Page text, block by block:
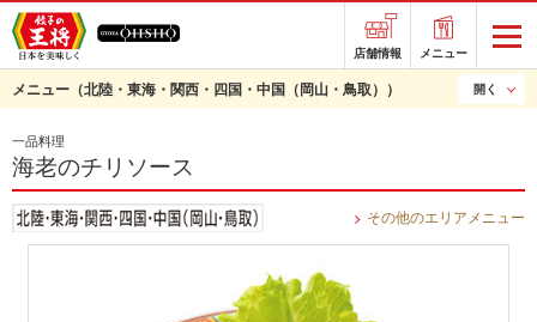
店舗情報 メニュー
海老のチリソース
その他のエリアメニュー
一品料理
メニュー （北陸・東海・関西・四国・中国（岡山・鳥取）） 開く